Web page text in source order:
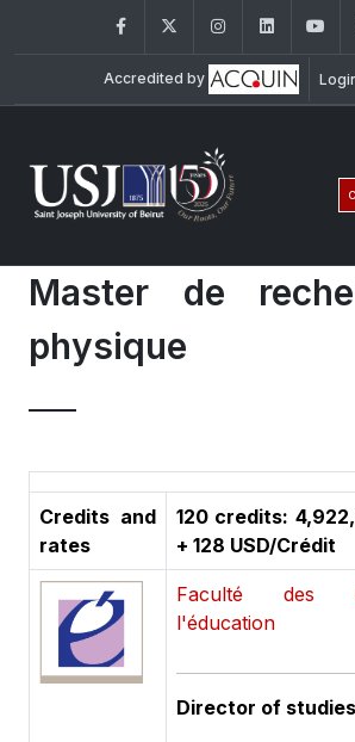
FacebookTwitter Instagram
Accredited by
Master de
physique
Credits and
rates
120 credits:
+ 128 USD/Crédit
Faculté des
l'éducation
Director of studies